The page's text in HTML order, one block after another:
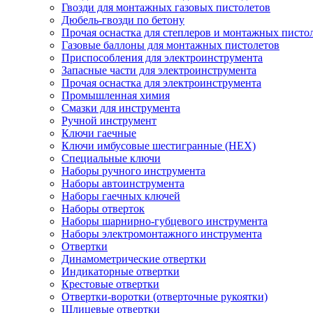
Гвозди для монтажных газовых пистолетов
Дюбель-гвозди по бетону
Прочая оснастка для степлеров и монтажных
Газовые баллоны для монтажных пистолетов
Приспособления для электроинструмента
Запасные части для электроинструмента
Прочая оснастка для электроинструмента
Промышленная химия
Смазки для инструмента
Ручной инструмент
Ключи гаечные
Ключи имбусовые шестигранные (HEX)
Специальные ключи
Наборы ручного инструмента
Наборы автоинструмента
Наборы гаечных ключей
Наборы отверток
Наборы шарнирно-губцевого инструмента
Наборы электромонтажного инструмента
Отвертки
Динамометрические отвертки
Индикаторные отвертки
Крестовые отвертки
Отвертки-воротки (отверточные рукоятки)
Шлицевые отвертки